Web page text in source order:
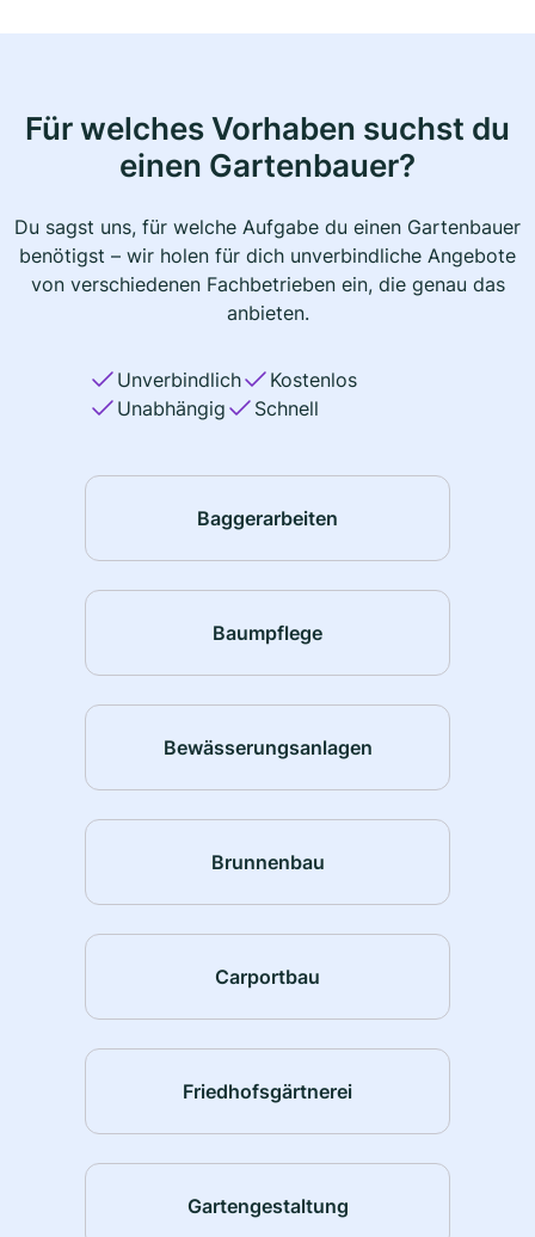
Für welches Vorhaben suchst du
einen Gartenbauer?
Du sagst uns, für welche Aufgabe du einen Gartenbauer
benötigst – wir holen für dich unverbindliche Angebote
von verschiedenen Fachbetrieben ein, die genau das
anbieten.
Unverbindlich
Kostenlos
Unabhängig
Schnell
Baggerarbeiten
Baumpflege
Bewässerungsanlagen
Brunnenbau
Carportbau
Friedhofsgärtnerei
Gartengestaltung